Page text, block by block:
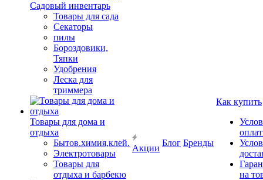
Садовый инвентарь
Товары для сада
Секаторы
пилы
Бороздовики,
Тяпки
Удобрения
Леска для
триммера
Товары для дома и
отдыха
Бытов.химия,клей.
Электротовары
Товары для
отдыха и барбекю
Акции
Блог Бренды
Как купить
на